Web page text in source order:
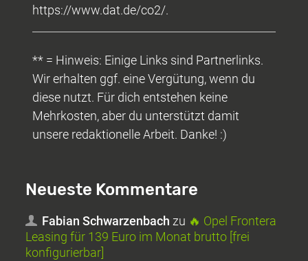
https://www.dat.de/co2/.
** = Hinweis: Einige Links sind Partnerlinks.
Wir erhalten ggf. eine Vergütung, wenn du
diese nutzt. Für dich entstehen keine
Mehrkosten, aber du unterstützt damit
unsere redaktionelle Arbeit. Danke! :)
Neueste Kommentare
Fabian Schwarzenbach zu 🔥 Opel Frontera
Leasing für 139 Euro im Monat brutto [frei
konfigurierbar]